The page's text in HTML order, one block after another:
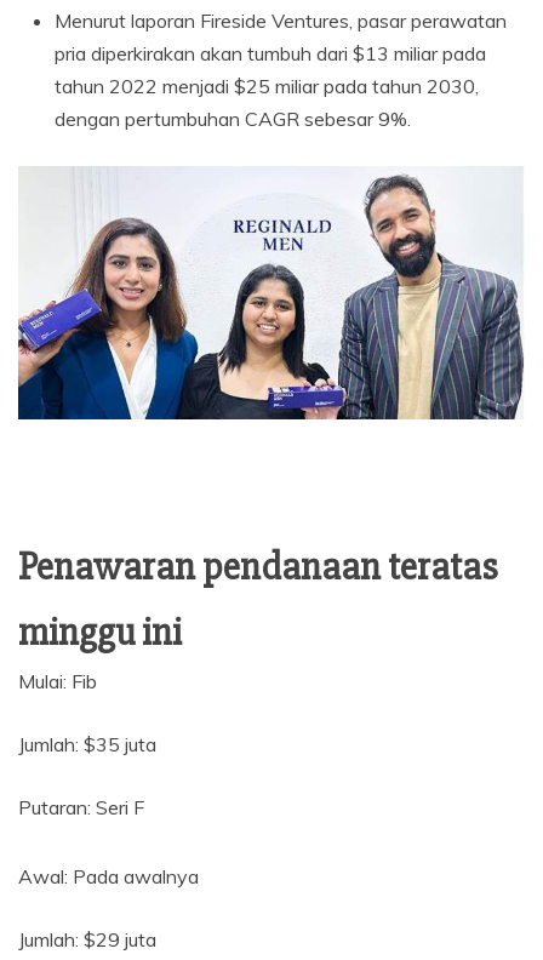
Menurut laporan Fireside Ventures, pasar perawatan
pria diperkirakan akan tumbuh dari $13 miliar pada
tahun 2022 menjadi $25 miliar pada tahun 2030,
dengan pertumbuhan CAGR sebesar 9%.
Penawaran pendanaan teratas
minggu ini
Mulai: Fib
Jumlah: $35 juta
Putaran: Seri F
Awal: Pada awalnya
Jumlah: $29 juta